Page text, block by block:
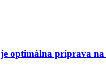
optimálna príprava